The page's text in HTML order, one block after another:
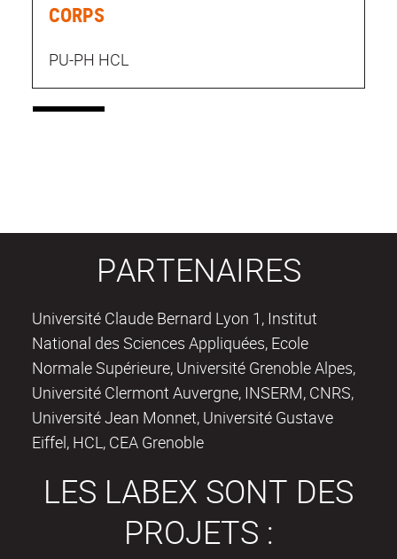
CORPS
PU-PH HCL
PARTENAIRES
Université Claude Bernard Lyon 1, Institut
National des Sciences Appliquées, Ecole
Normale Supérieure, Université Grenoble Alpes,
Université Clermont Auvergne, INSERM, CNRS,
Université Jean Monnet, Université Gustave
Eiffel, HCL, CEA Grenoble
LES LABEX SONT DES
PROJETS :